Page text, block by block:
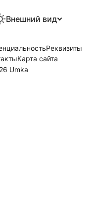
Внешний вид
Umka
Реквизиты
Карта сайта